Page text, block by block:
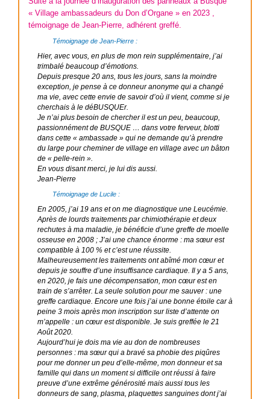
« Village ambassadeurs du Don d’Organe » en 2023 ,
témoignage de Jean-Pierre, adhérent greffé.
Témoignage de Jean-Pierre :
Hier, avec vous, en plus de mon rein supplémentaire, j’ai
trimbalé beaucoup d’émotions.
Depuis presque 20 ans, tous les jours, sans la moindre
exception, je pense à ce donneur anonyme qui a changé
ma vie, avec cette envie de savoir d’où il vient, comme si je
cherchais à le déBUSQUEr.
Je n’ai plus besoin de chercher il est un peu, beaucoup,
passionnément de BUSQUE … dans votre ferveur, blotti
dans cette « ambassade » qui ne demande qu’à prendre
du large pour cheminer de village en village avec un bâton
de « pelle-rein ».
En vous disant merci, je lui dis aussi.
Jean-Pierre
Témoignage de Lucile :
En 2005, j’ai 19 ans et on me diagnostique une Leucémie.
Après de lourds traitements par chimiothérapie et deux
rechutes à ma maladie, je bénéficie d’une greffe de moelle
osseuse en 2008 ; J’ai une chance énorme : ma sœur est
compatible à 100 % et c’est une réussite.
Malheureusement les traitements ont abîmé mon cœur et
depuis je souffre d’une insuffisance cardiaque. Il y a 5 ans,
en 2020, je fais une décompensation, mon cœur est en
train de s’arrêter. La seule solution pour me sauver : une
greffe cardiaque. Encore une fois j’ai une bonne étoile car à
peine 3 mois après mon inscription sur liste d’attente on
m’appelle : un cœur est disponible. Je suis greffée le 21
Août 2020.
Aujourd’hui je dois ma vie au don de nombreuses
personnes : ma sœur qui a bravé sa phobie des piqûres
pour me donner un peu d’elle-même, mon donneur et sa
famille qui dans un moment si difficile ont réussi à faire
preuve d’une extrême générosité mais aussi tous les
donneurs de sang, plasma, plaquettes sanguines dont j’ai